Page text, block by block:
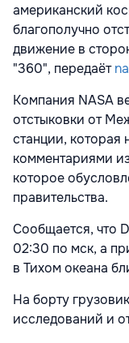
американский
благополучно
движение в
"360", передаёт
Компания NASA
отстыковки от
станции, которая
комментариями
которое
правительства.
Сообщается, что
02:30 по мск, а
в Тихом океана
На борту
исследований и